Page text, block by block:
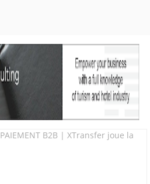
PAIEMENT B2B | XTransfer joue la